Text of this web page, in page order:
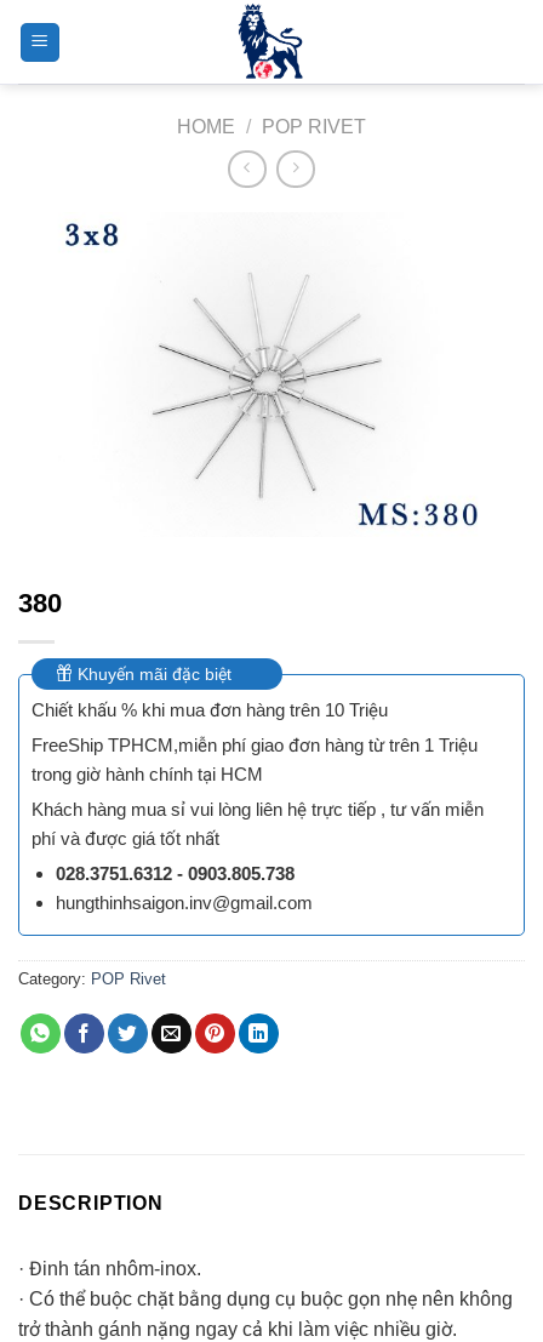
HOME / POP RIVET
380
Khuyến mãi đặc biệt
Chiết khấu % khi mua đơn hàng trên 10 Triệu
FreeShip TPHCM,miễn phí giao đơn hàng từ trên 1 Triệu
trong giờ hành chính tại HCM
Khách hàng mua sỉ vui lòng liên hệ trực tiếp , tư vấn miễn
phí và được giá tốt nhất
028.3751.6312 - 0903.805.738
hungthinhsaigon.inv@gmail.com
Category: POP Rivet
DESCRIPTION
· Đinh tán nhôm-inox.
· Có thể buộc chặt bằng dụng cụ buộc gọn nhẹ nên không
trở thành gánh nặng ngay cả khi làm việc nhiều giờ.